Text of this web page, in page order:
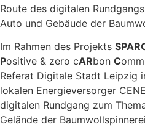
Im Rahmen des Projekts
Positive & zero cARbon C
Referat Digitale Stadt Leipzig
lokalen Energieversorger
digitalen Rundgang zum
Gelände der